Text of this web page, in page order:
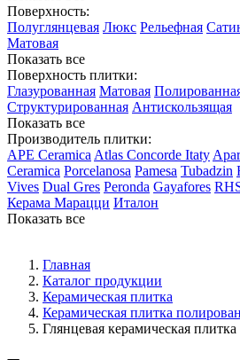
Поверхность:
Полуглянцевая Люкс Рельефная
Матовая
Показать все
Поверхность плитки:
Глазурованная Матовая
Структурированная Антискользящая
Показать все
Производитель плитки:
APE Ceramica Atlas Concorde Itaty
Ceramica Porcelanosa Pamesa Tubadzin
Vives Dual Gres Peronda Gayafores
Керама Марацци Италон
Показать все
Главная
Каталог продукции
Керамическая плитка
Керамическая плитка
Глянцевая керамическая